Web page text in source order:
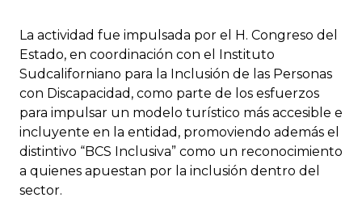
La actividad fue impulsada por el H. Congreso del
Estado, en coordinación con el Instituto
Sudcaliforniano para la Inclusión de las Personas
con Discapacidad, como parte de los esfuerzos
para impulsar un modelo turístico más accesible e
incluyente en la entidad, promoviendo además el
distintivo “BCS Inclusiva” como un reconocimiento
a quienes apuestan por la inclusión dentro del
sector.